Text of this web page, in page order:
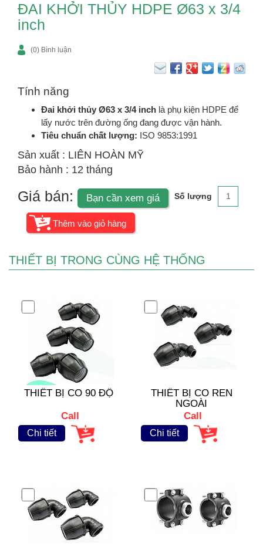
ĐAI KHỞI THỦY HDPE Ø63 x 3/4
inch
(0) Bình luận
Tính năng
Đai khởi thủy Ø63 x 3/4 inch là phụ kiện HDPE để
lấy nước trên đường ống đang được vận hành.
Tiêu chuẩn chất lượng: ISO 9853:1991
Sản xuất : LIÊN HOÀN MỸ
Bảo hành : 12 tháng
Giá bán: Bạn cần xem giá Số lượng
THIẾT BỊ TRONG CÙNG HỆ THỐNG
THIẾT BỊ CO 90 ĐỘ
Call
Chi tiết
THIẾT BỊ CO REN
NGOÀI
Call
Chi tiết